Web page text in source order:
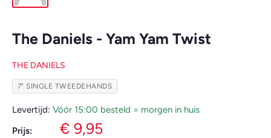
The Daniels - Yam Yam Twist
THE DANIELS
7" SINGLE TWEEDEHANDS
Levertijd: Vóór 15:00 besteld = morgen in huis
Prijs:
Verkoopprijs
€ 9,95